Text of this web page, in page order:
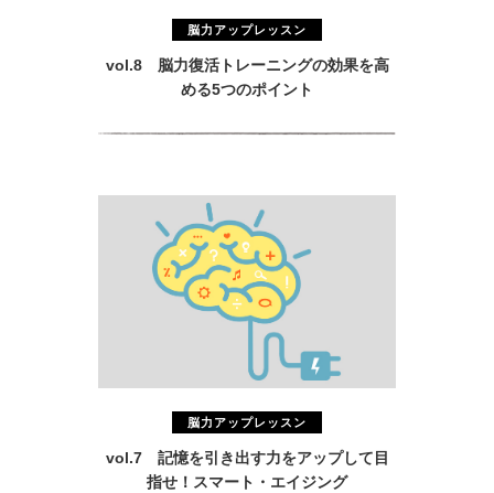
脳力アップレッスン
vol.8 脳力復活トレーニングの効果を高
める5つのポイント
脳力アップレッスン
vol.7 記憶を引き出す力をアップして目
指せ！スマート・エイジング